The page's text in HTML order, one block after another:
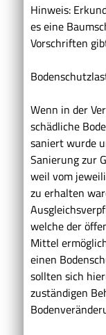
Hinweis:
es eine
Vorschriften
Wenn in der
schädliche
saniert wurde
Sanierung zur
weil vom
zu erhalten
welche der
Mittel
einen
sollten sich
zuständigen